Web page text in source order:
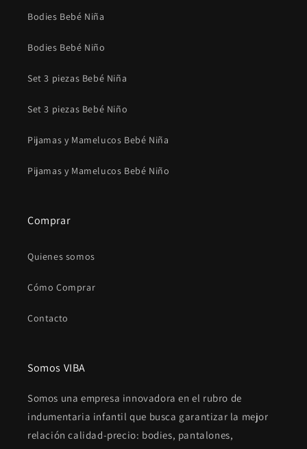
Bodies Bebé Niña
Bodies Bebé Niño
Set 3 piezas Bebé Niña
Set 3 piezas Bebé Niño
Pijamas y Mamelucos Bebé Niña
Pijamas y Mamelucos Bebé Niño
Comprar
Quienes somos
Cómo Comprar
Contacto
Somos VIBA
Somos una empresa innovadora en el rubro de
indumentaria infantil que busca garantizar la mejor
relación calidad-precio: bodies, pantalones,